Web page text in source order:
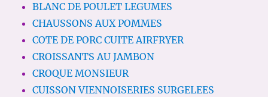
BLANC DE POULET LEGUMES
CHAUSSONS AUX POMMES
COTE DE PORC CUITE AIRFRYER
CROISSANTS AU JAMBON
CROQUE MONSIEUR
CUISSON VIENNOISERIES SURGELEES